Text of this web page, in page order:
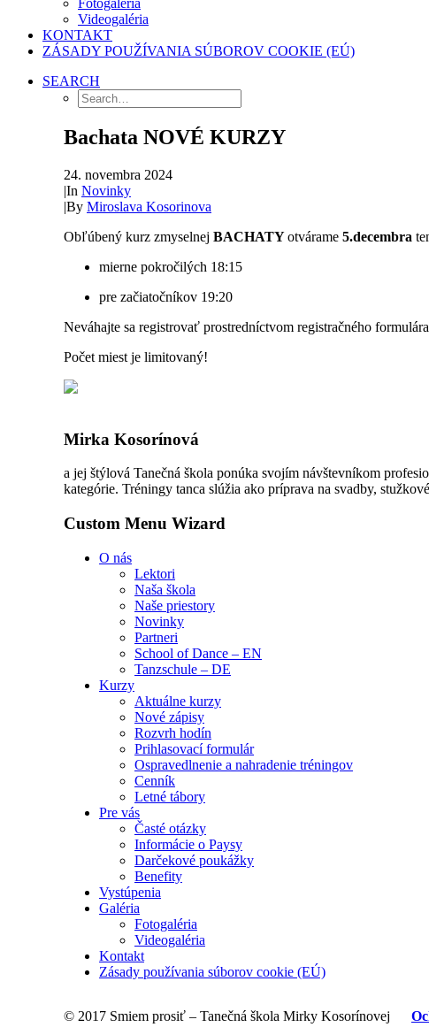
Fotogaléria
Videogaléria
KONTAKT
ZÁSADY POUŽÍVANIA SÚBOROV COOKIE (EÚ)
SEARCH
Bachata NOVÉ KURZY
24. novembra 2024
|In Novinky
|By Miroslava Kosorinova
Obľúbený kurz zmyselnej BACHATYotvárame 5.decembra
mierne pokročilých 18:15
pre začiatočníkov 19:20
Neváhajte sa registrovať prostredníctvom registračného
Počet miest je limitovaný!
Mirka Kosorínová
a jej štýlová Tanečná škola ponúka svojím návštevníkom
kategórie. Tréningy tanca slúžia ako príprava na svadby,
Custom Menu Wizard
O nás
Lektori
Naša škola
Naše priestory
Novinky
Partneri
School of Dance – EN
Tanzschule – DE
Kurzy
Aktuálne kurzy
Nové zápisy
Rozvrh hodín
Prihlasovací formulár
Ospravedlnenie a nahradenie tréningov
Cenník
Letné tábory
Pre vás
Časté otázky
Informácie o Paysy
Darčekové poukážky
Benefity
Vystúpenia
Galéria
Fotogaléria
Videogaléria
Kontakt
Zásady používania súborov cookie (EÚ)
© 2017 Smiem prosiť – Tanečná škola Mirky Kosorínovej